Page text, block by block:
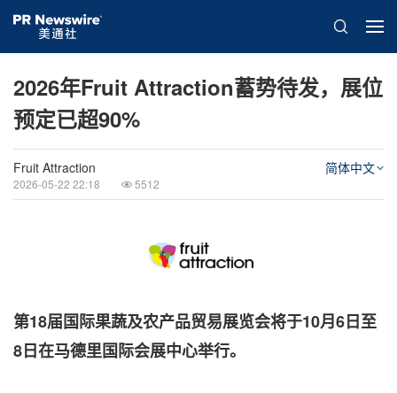
2026年Fruit Attraction蓄势待发，展位
预定已超90%
Fruit Attraction
2026-05-22 22:18 5512
简体中文
第18届国际果蔬及农产品贸易展览会将于10月6日至
8日在马德里国际会展中心举行。